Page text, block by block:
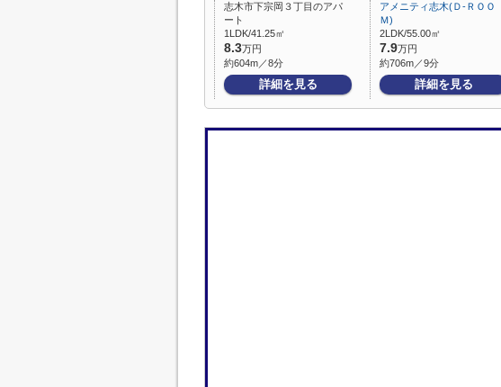
志木市下宗岡３丁目のアパ
ート
1LDK/41.25㎡
8.3万円
約604m／8分
詳細を見る
アメニティ志木(Ｄ-ＲＯＯ
Ｍ)
2LDK/55.00㎡
7.9万円
約706m／9分
詳細を見る